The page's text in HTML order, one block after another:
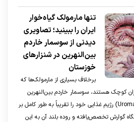
تنها مارمولک گیاه‌خوار
ایران را ببینید؛ تصاویری
دیدنی از سوسمار خاردم
بین‌النهرین در شنزارهای
خوزستان
برخلاف بسیاری از مارمولک‌ها که
کوچک هستند، سوسمار خاردم بین‌النهرین
(Uromastyx aegyptia microlepis) رژیم غذایی خود را تقریباً به طور کامل بر
گوارش تخصص‌یافته و روده بلند آن به این